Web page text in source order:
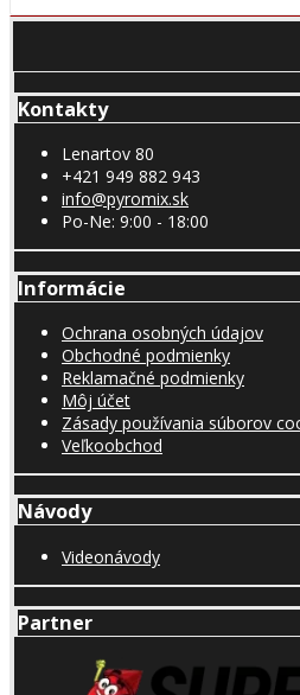
Kontakty
Lenartov 80
+421 949 882 943
info@pyromix.sk
Po-Ne: 9:00 - 18:00
Informácie
Ochrana osobných údajov
Obchodné podmienky
Reklamačné podmienky
Môj účet
Zásady používania súborov
Veľkoobchod
Návody
Videonávody
Partner